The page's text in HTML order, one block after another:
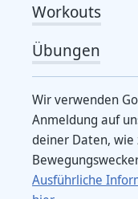
Workouts
Übungen
Wir verwenden
Anmeldung auf
deiner Daten, wie
Ausführliche
Caro